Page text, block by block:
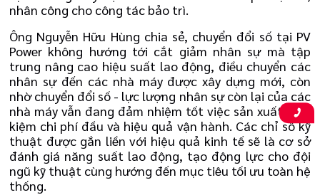
nhân công cho công tác bảo trì.
Ông Nguyễn Hữu Hùng chia sẻ, chuyển đổi số tại PV
Power không hướng tới cắt giảm nhân sự mà tập
trung nâng cao hiệu suất lao động, điều chuyển các
nhân sự đến các nhà máy được xây dựng mới, còn
nhờ chuyển đổi số - lực lượng nhân sự còn lại của các
nhà máy vẫn đang đảm nhiệm tốt việc sản xuất, tiết
kiệm chi phí đầu và hiệu quả vận hành. Các chỉ số kỹ
thuật được gắn liền với hiệu quả kinh tế sẽ là cơ sở
đánh giá năng suất lao động, tạo động lực cho đội
ngũ kỹ thuật cùng hướng đến mục tiêu tối ưu toàn hệ
thống.